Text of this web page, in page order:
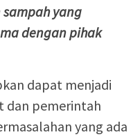
yang
dengan pihak
dapat menjadi
dan pemerintah
yang ada